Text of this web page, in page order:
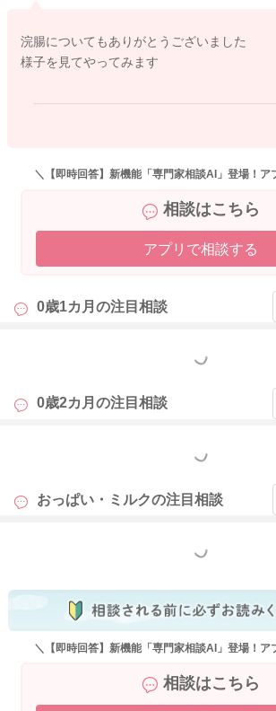
よかったら参考になさってみてください。
また、大変恐縮ですが、ベビーカレンダー
ありませんが、下記をお読みいただき、ご理
【新しい内容のご相談に関して】
こんにちは、ベビーカレンダー事務局です。
り、ありがとうございます。
は、相談検索の精度向上の為、「回答に対す
同じようなお悩みをお持ちの方が相談を簡
間ではございますが、ご理解いただけますと
これからもベビーカレンダーの専門家相談コ
浣腸についてもありがとうございました
様子を見てやってみます
＼【即時回答】新機能「専門家相談AI」登場！ア
相談はこちら
アプリで相談する
0歳1カ月の注目相談
もっと見る
0歳2カ月の注目相談
もっと見る
おっぱい・ミルクの注目相談
もっと見る
＼【即時回答】新機能「専門家相談AI」登場！ア
相談はこちら